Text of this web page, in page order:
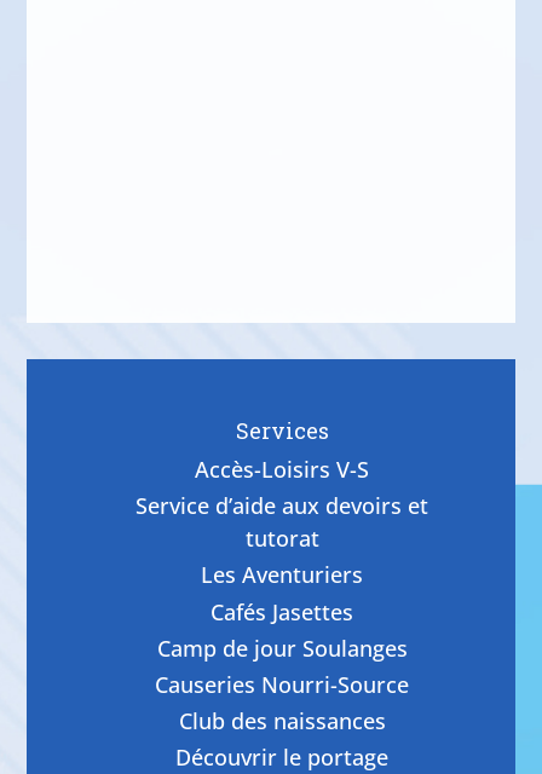
Services
Accès-Loisirs V-S
Service d’aide aux devoirs et
tutorat
Les Aventuriers
Cafés Jasettes
Camp de jour Soulanges
Causeries Nourri-Source
Club des naissances
Découvrir le portage